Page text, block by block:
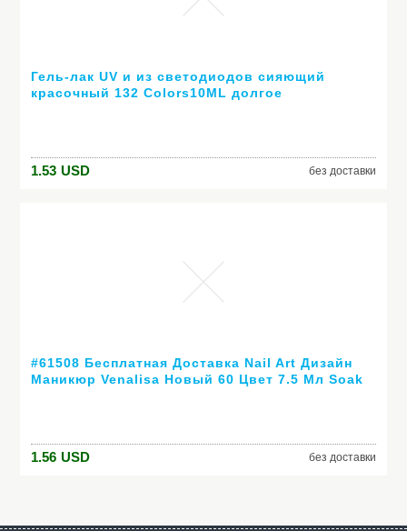
Гель-лак UV и из светодиодов сияющий
красочный 132 Colors10ML долгое
1.53 USD без доставки
#61508 Бесплатная Доставка Nail Art Дизайн
Маникюр Venalisa Новый 60 Цвет 7.5 Мл Soak
1.56 USD без доставки